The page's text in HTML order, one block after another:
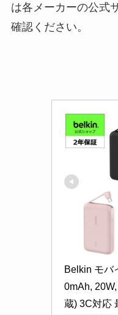
は各メーカーの公式
確認ください。
Belkin モバ
0mAh,
蔵) 3C対応